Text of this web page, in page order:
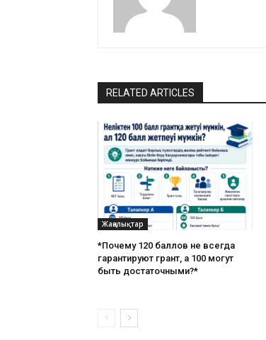
RELATED ARTICLES
Жаңалықтар
*Почему 120 баллов не всегда
гарантируют грант, а 100 могут
быть достаточными?*